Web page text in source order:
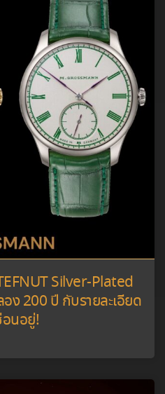
Silver-Plated
200 ปี กับรายละเอียด
นอยู่!